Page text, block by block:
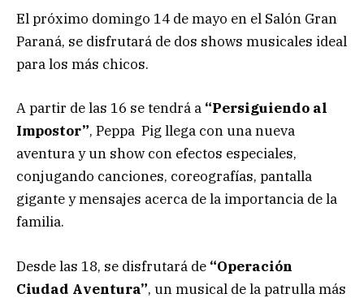
El próximo domingo 14 de mayo en el Salón Gran
Paraná, se disfrutará de dos shows musicales ideal
para los más chicos.
A partir de las 16 se tendrá a “Persiguiendo al
Impostor”, Peppa Pig llega con una nueva
aventura y un show con efectos especiales,
conjugando canciones, coreografías, pantalla
gigante y mensajes acerca de la importancia de la
familia.
Desde las 18, se disfrutará de “Operación
Ciudad Aventura”, un musical de la patrulla más